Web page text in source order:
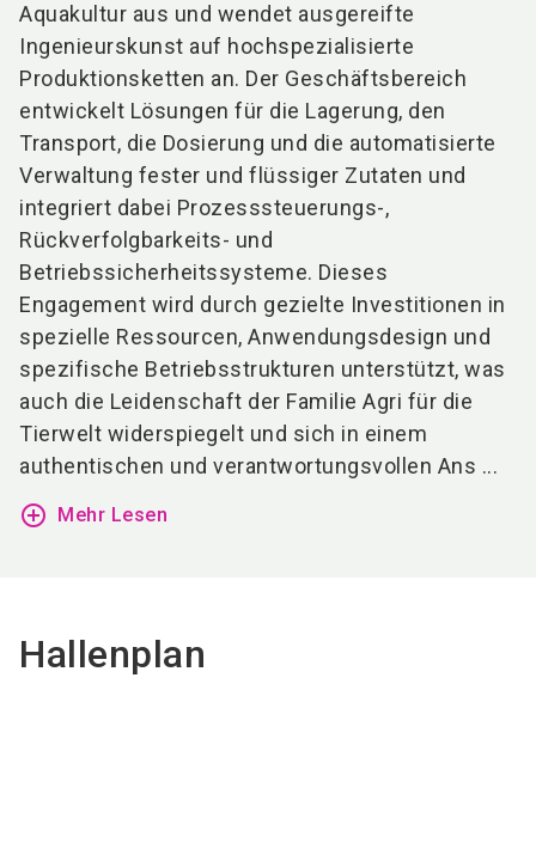
Aquakultur aus und wendet ausgereifte
Ingenieurskunst auf hochspezialisierte
Produktionsketten an. Der Geschäftsbereich
entwickelt Lösungen für die Lagerung, den
Transport, die Dosierung und die automatisierte
Verwaltung fester und flüssiger Zutaten und
integriert dabei Prozesssteuerungs-,
Rückverfolgbarkeits- und
Betriebssicherheitssysteme. Dieses
Engagement wird durch gezielte Investitionen in
spezielle Ressourcen, Anwendungsdesign und
spezifische Betriebsstrukturen unterstützt, was
auch die Leidenschaft der Familie Agri für die
Tierwelt widerspiegelt und sich in einem
authentischen und verantwortungsvollen Ans ...
add_circle_outline Mehr Lesen
Hallenplan